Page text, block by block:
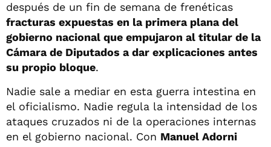
después de un fin de semana de frenéticas
fracturas expuestas en la primera plana del
gobierno nacional que empujaron al titular de la
Cámara de Diputados a dar explicaciones antes
su propio bloque.
Nadie sale a mediar en esta guerra intestina en
el oficialismo. Nadie regula la intensidad de los
ataques cruzados ni de la operaciones internas
en el gobierno nacional. Con Manuel Adorni